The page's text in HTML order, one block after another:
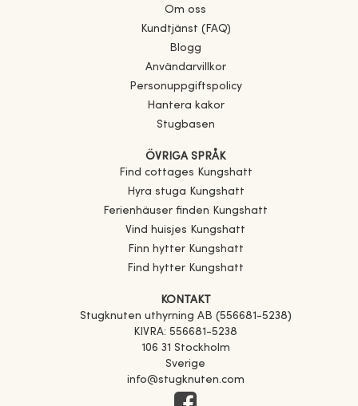
Om oss
Kundtjänst (FAQ)
Blogg
Användarvillkor
Personuppgiftspolicy
Hantera kakor
Stugbasen
ÖVRIGA SPRÅK
Find cottages
Kungshatt
Hyra stuga
Kungshatt
Ferienhäuser finden
Kungshatt
Vind huisjes
Kungshatt
Finn hytter Kungshatt
Find hytter Kungshatt
KONTAKT
Stugknuten uthyrning AB (556681-5238)
KIVRA: 556681-5238
106 31 Stockholm
Sverige
info@stugknuten.com